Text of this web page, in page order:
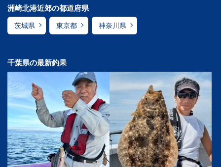
洲崎北港近郊の都道府県
茨城県 東京都 神奈川県
千葉県の最新釣果